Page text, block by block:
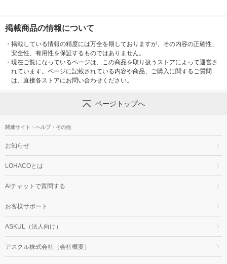
掲載商品の情報について
・ 掲載している情報の精度には万全を期しておりますが、その内容の正確性、
安全性、有用性を保証するものではありません。
・ 現在ご覧になっているページは、この商品を取り扱うストアによって運営さ
れています。ページに記載されている内容や商品、ご購入に関するご質問
は、直接各ストアにお問い合わせください。
ページトップへ
関連サイト・ヘルプ・その他
お知らせ
LOHACOとは
AIチャットで質問する
お客様サポート
ASKUL（法人向け）
アスクル株式会社（会社概要）